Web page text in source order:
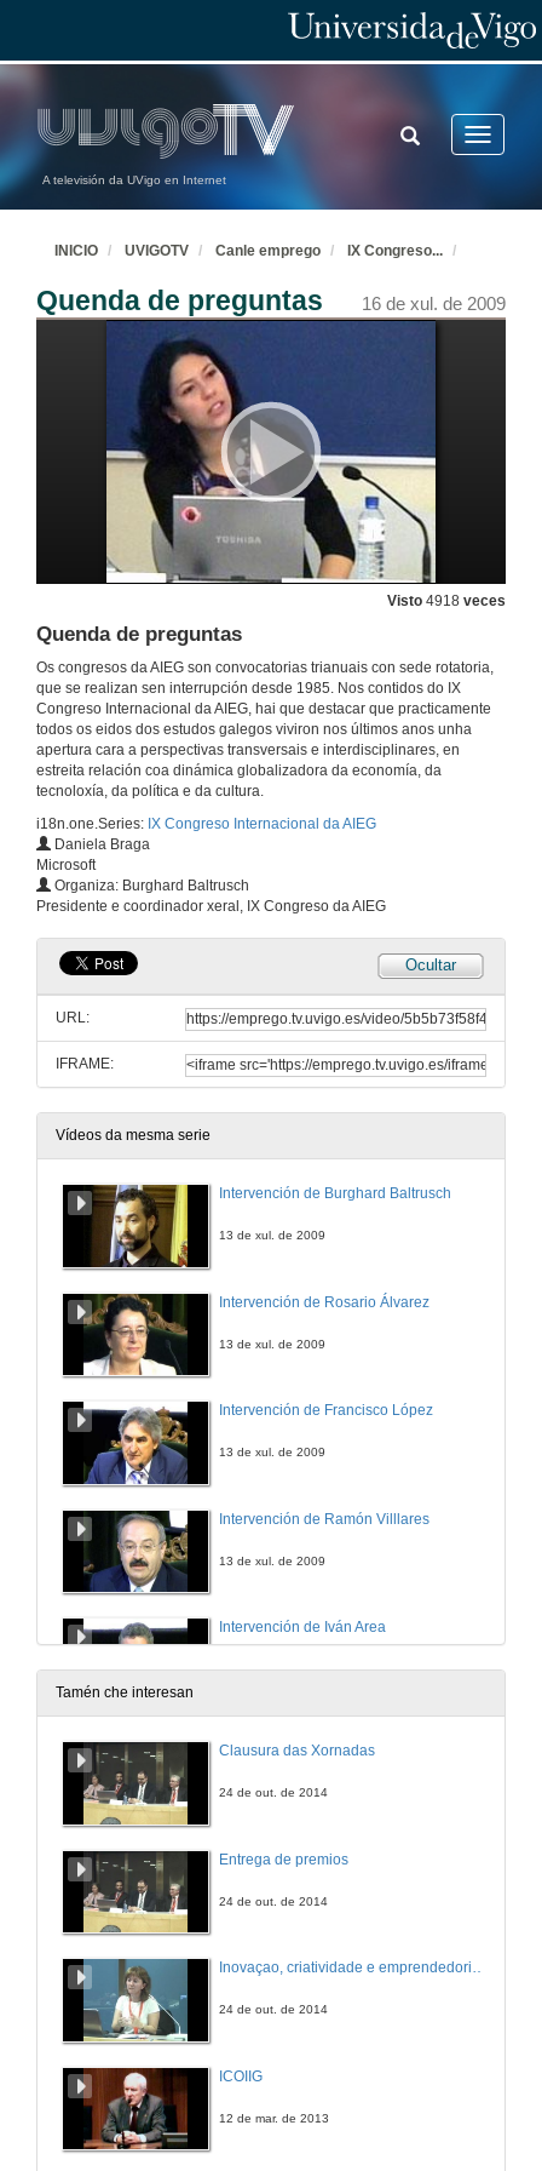
A televisión da UVigo en Internet
Toggle
TOGGLE
SEARCH
INICIO UVIGOTV Canle emprego IX Congreso...
Quenda de preguntas 16 de xul. de 2009
Visto 4918 veces
Quenda de preguntas
Os congresos da AIEG son convocatorias trianuais con sede rotatoria,
que se realizan sen interrupción desde 1985. Nos contidos do IX
Congreso Internacional da AIEG, hai que destacar que practicamente
todos os eidos dos estudos galegos viviron nos últimos anos unha
apertura cara a perspectivas transversais e interdisciplinares, en
estreita relación coa dinámica globalizadora da economía, da
tecnoloxía, da política e da cultura.
i18n.one.Series: IX Congreso Internacional da AIEG
Daniela Braga
Microsoft
Organiza: Burghard Baltrusch
Presidente e coordinador xeral, IX Congreso da AIEG
Ocultar
URL:
IFRAME:
Vídeos da mesma serie
Intervención de Burghard Baltrusch
13 de xul. de 2009
Intervención de Rosario Álvarez
13 de xul. de 2009
Intervención de Francisco López
13 de xul. de 2009
Intervención de Ramón Villlares
13 de xul. de 2009
Intervención de Iván Area
13 de xul. de 2009
Tamén che interesan
Clausura das Xornadas
24 de out. de 2014
Entrega de premios
24 de out. de 2014
Inovaçao, criatividade e emprendedorismo: O triplé estratégico para o desenvolvemento regional. Cuestións
24 de out. de 2014
ICOIIG
12 de mar. de 2013